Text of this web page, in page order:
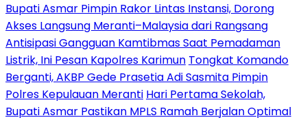
Bupati Asmar Pimpin Rakor Lintas Instansi, Dorong
Akses Langsung Meranti–Malaysia dari Rangsang
Antisipasi Gangguan Kamtibmas Saat Pemadaman
Listrik, Ini Pesan Kapolres Karimun Tongkat Komando
Berganti, AKBP Gede Prasetia Adi Sasmita Pimpin
Polres Kepulauan Meranti Hari Pertama Sekolah,
Bupati Asmar Pastikan MPLS Ramah Berjalan Optimal